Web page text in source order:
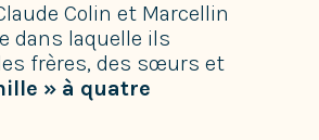
Colin et Marcellin
dans laquelle ils
frères, des sœurs et
» à quatre